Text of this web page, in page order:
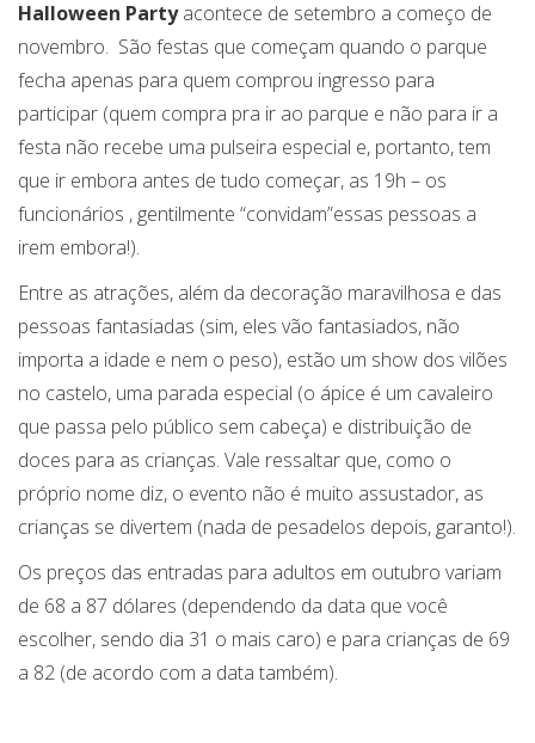
Halloween Partyacontece de setembro a começo de
novembro. São festas que começam quando o parque
fecha apenas para quem comprou ingresso para
participar (quem compra pra ir ao parque e não para ir a
festa não recebe uma pulseira especial e, portanto, tem
que ir embora antes de tudo começar, as 19h – os
funcionários , gentilmente “convidam”essas pessoas a
irem embora!).
Entre as atrações, além da decoração maravilhosa e das
pessoas fantasiadas (sim, eles vão fantasiados, não
importa a idade e nem o peso), estão um show dos vilões
no castelo, uma parada especial (o ápice é um cavaleiro
que passa pelo público sem cabeça) e distribuição de
doces para as crianças. Vale ressaltar que, como o
próprio nome diz, o evento não é muito assustador, as
crianças se divertem (nada de pesadelos depois, garanto!).
Os preços das entradas para adultos em outubro variam
de 68 a 87 dólares (dependendo da data que você
escolher, sendo dia 31 o mais caro) e para crianças de 69
a 82 (de acordo com a data também).